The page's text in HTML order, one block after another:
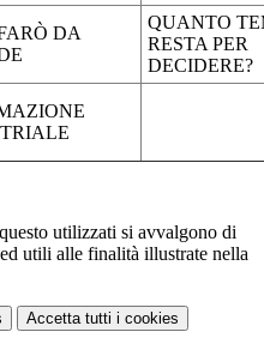
DA
QUANTO
RESTA PER
DECIDERE?
utilizzati si avvalgono di
utili alle finalità illustrate nella
Accetta tutti i cookies